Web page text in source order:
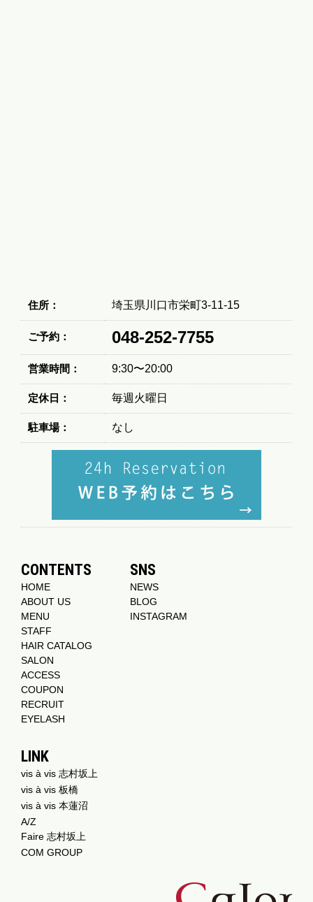
住所： 埼玉県川口市栄町3-11-15
ご予約： 048-252-7755
営業時間： 9:30〜20:00
定休日： 毎週火曜日
駐車場： なし
CONTENTS
HOME
ABOUT US
MENU
STAFF
HAIR CATALOG
SALON
ACCESS
COUPON
RECRUIT
EYELASH
SNS
NEWS
BLOG
INSTAGRAM
LINK
vis à vis 志村坂上
vis à vis 板橋
vis à vis 本蓮沼
A/Z
Faire 志村坂上
COM GROUP